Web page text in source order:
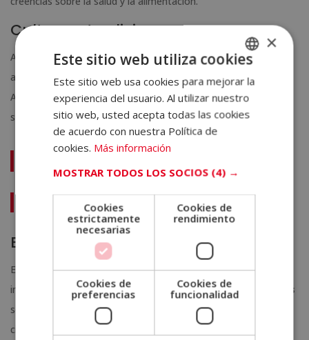
Cultura y tradiciones
Algunas creencias sobre alimentación están profundamente
arraigadas en lastradiciones culturales y familiares
Aunque muchas de estas prácticas tienen bases históricas, no
siempre están respaldadas por evidencia científica.
¿Qué es el bienestar nutricional y cuál es su importancia?
Búsqueda de soluciones rápidas
En un mundo donde muchas personas buscan resultados
inmediatos,
las dietas milagrosas y las soluciones rápidas
se vuelven populares, a pesar de que suelen carecer de bases
científicas sólidas.
SPANISH
PORTUGUESE
×
Este sitio web utiliza cookies
Este sitio web usa cookies para mejorar la
experiencia del usuario. Al utilizar nuestro
sitio web, usted acepta todas las cookies
de acuerdo con nuestra Política de
cookies. Más información
MOSTRAR TODOS LOS SOCIOS (4) →
Cookies
estrictamente
necesarias
Cookies de
rendimiento
Cookies de
preferencias
Cookies de
funcionalidad